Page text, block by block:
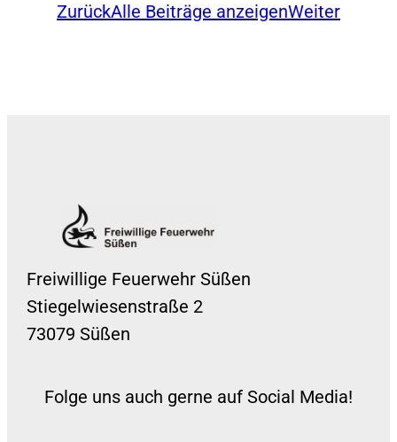
ZurückAlle Beiträge anzeigenWeiter
Freiwillige Feuerwehr Süßen
Stiegelwiesenstraße 2
73079 Süßen
Folge uns auch gerne auf Social Media!